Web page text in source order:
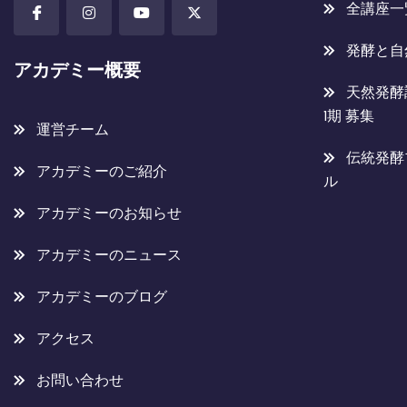
アカデミー概要
運営チーム
アカデミーのご紹介
アカデミーのお知らせ
アカデミーのニュース
アカデミーのブログ
アクセス
お問い合わせ
全講座
発酵と
天然発
1期 募集
伝統発
ル